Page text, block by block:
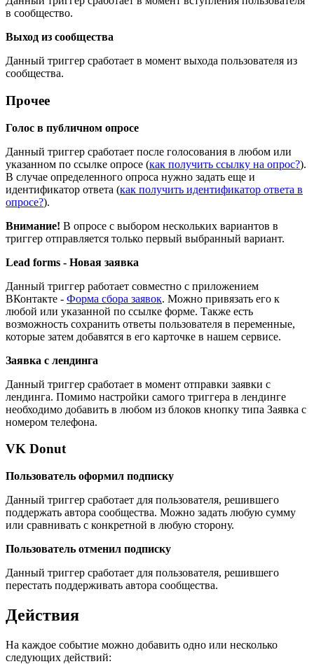
в сообщество.
Выход из сообщества
Данный триггер сработает в момент выхода пользователя из
сообщества.
Прочее
Голос в публичном опросе
Данный триггер сработает после голосования в любом или
указанном по ссылке опросе (как получить ссылку на опрос?).
В случае определенного опроса нужно задать еще и
идентификатор ответа (как получить идентификатор ответа в
опросе?).
Внимание! В опросе с выбором нескольких вариантов в
триггер отправляется только первый выбранный вариант.
Lead forms - Новая заявка
Данный триггер работает совместно с приложением
ВКонтакте - Форма сбора заявок. Можно привязать его к
любой или указанной по ссылке форме. Также есть
возможность сохранить ответы пользователя в переменные,
которые затем добавятся в его карточке в нашем сервисе.
Заявка с лендинга
Данный триггер сработает в момент отправки заявки с
лендинга. Помимо настройки самого триггера в лендинге
необходимо добавить в любом из блоков кнопку типа Заявка с
номером телефона.
VK Donut
Пользователь оформил подписку
Данный триггер сработает для пользователя, решившего
поддержать автора сообщества. Можно задать любую сумму
или сравнивать с конкретной в любую сторону.
Пользователь отменил подписку
Данный триггер сработает для пользователя, решившего
перестать поддерживать автора сообщества.
Действия
На каждое событие можно добавить одно или несколько
следующих действий: